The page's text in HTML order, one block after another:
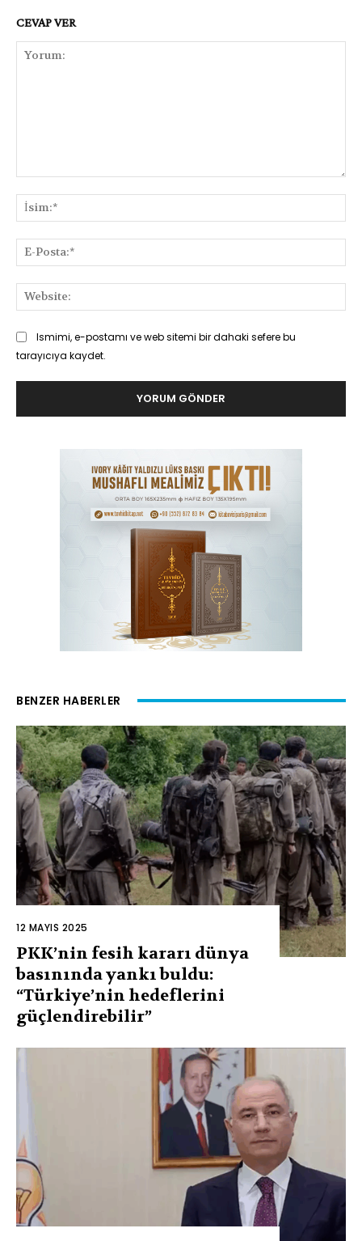
CEVAP VER
Ismimi, e-postamı ve web sitemi bir dahaki sefere bu
tarayıcıya kaydet.
BENZER HABERLER
12 MAYIS 2025
PKK’nin fesih kararı dünya
basınında yankı buldu:
“Türkiye’nin hedeflerini
güçlendirebilir”